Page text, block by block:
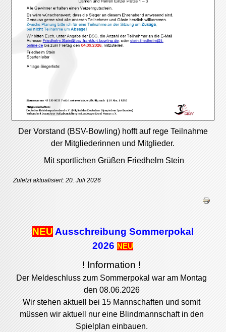
Der Vorstand (BSV-Bowling) hofft auf rege Teilnahme
der Mitgliederinnen und Mitglieder.
Mit sportlichen Grüßen Friedhelm Stein
Zuletzt aktualisiert: 20. Juli 2026
NEU Ausschreibung Sommerpokal
2026NEU
! Information !
Der Meldeschluss zum Sommerpokal war am Montag
den 08.06.2026
Wir stehen aktuell bei 15 Mannschaften und somit
müssen wir aktuell nur eine Blindmannschaft in den
Spielplan einbauen.